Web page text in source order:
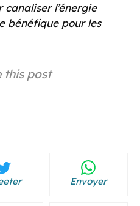
l’énergie
bénéfique pour les
this post
Envoyer